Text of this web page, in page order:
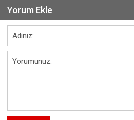
Yorum Ekle